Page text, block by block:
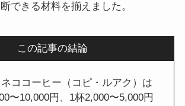
できる材料を揃えました。
この記事の結論
ココーヒー（コピ・ルアク）は
〜10,000円、1杯2,000〜5,000円